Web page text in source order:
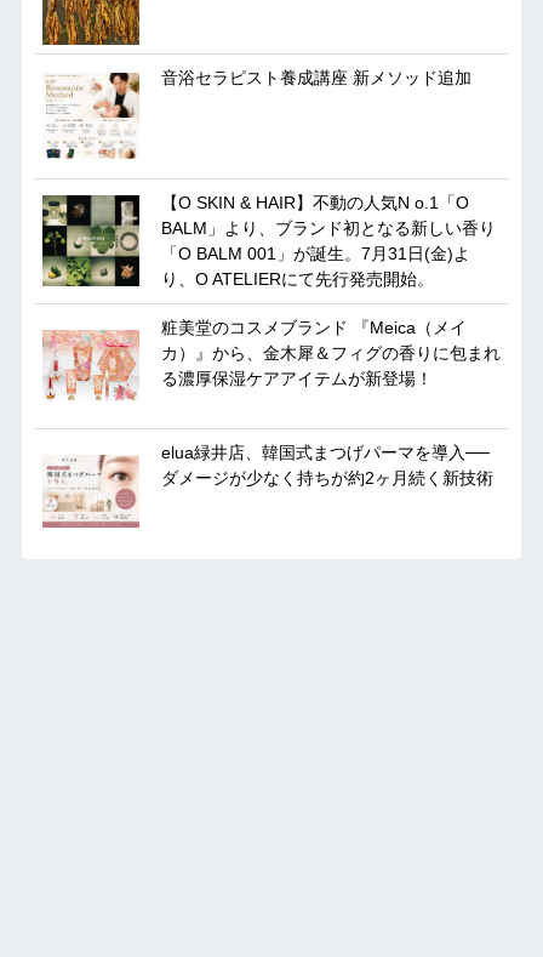
音浴セラピスト養成講座 新メソッド追加
【O SKIN & HAIR】不動の人気N o.1「O
BALM」より、ブランド初となる新しい香り
「O BALM 001」が誕生。7月31日(金)よ
り、O ATELIERにて先行発売開始。
粧美堂のコスメブランド 『Meica（メイ
カ）』から、金木犀＆フィグの香りに包まれ
る濃厚保湿ケアアイテムが新登場！
elua緑井店、韓国式まつげパーマを導入──
ダメージが少なく持ちが約2ヶ月続く新技術